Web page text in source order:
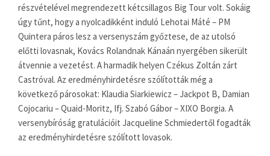
részvételével megrendezett kétcsillagos Big Tour volt. Sokáig
úgy tűnt, hogy a nyolcadikként induló Lehotai Máté – PM
Quintera páros lesz a versenyszám győztese, de az utolsó
előtti lovasnak, Kovács Rolandnak Kánaán nyergében sikerült
átvennie a vezetést. A harmadik helyen Czékus Zoltán zárt
Castróval. Az eredményhirdetésre szólították még a
következő párosokat: Klaudia Siarkiewicz – Jackpot B, Damian
Cojocariu – Quaid-Moritz, Ifj. Szabó Gábor – XIXO Borgia. A
versenybíróság gratulációit Jacqueline Schmiedertől fogadták
az eredményhirdetésre szólított lovasok.